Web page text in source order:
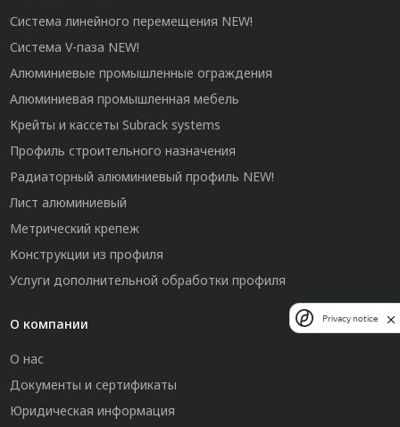
Система линейного перемещения NEW!
Система V-паза NEW!
Алюминиевые промышленные ограждения
Алюминиевая промышленная мебель
Крейты и кассеты Subrack systems
Профиль строительного назначения
Радиаторный алюминиевый профиль NEW!
Лист алюминиевый
Метрический крепеж
Конструкции из профиля
Услуги дополнительной обработки профиля
О компании
О нас
Документы и сертификаты
Юридическая информация
Privacy notice